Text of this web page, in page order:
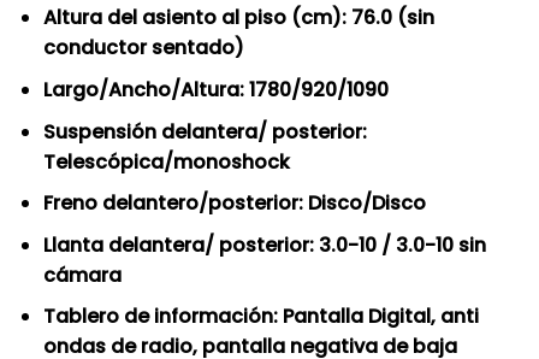
Altura del asiento al piso (cm): 76.0 (sin
conductor sentado)
Largo/Ancho/Altura: 1780/920/1090
Suspensión delantera/ posterior:
Telescópica/monoshock
Freno delantero/posterior: Disco/Disco
Llanta delantera/ posterior: 3.0-10 / 3.0-10 sin
cámara
Tablero de información: Pantalla Digital, anti
ondas de radio, pantalla negativa de baja